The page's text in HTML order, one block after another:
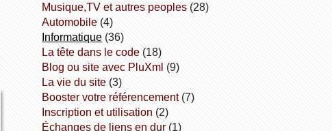
Musique,TV et autres peoples (28)
Automobile (4)
informatique (36)
la tête dans le code (18)
Blog ou site avec PluXml (9)
la vie du site (3)
booster votre référencement(7)
inscription et utilisation (2)
échanges de liens en dur (1)